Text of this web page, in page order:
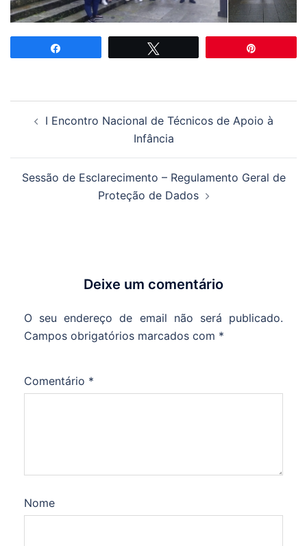
I Encontro Nacional de Técnicos de Apoio à
Infância
Sessão de Esclarecimento – Regulamento Geral de
Proteção de Dados
Deixe um comentário
O seu endereço de email não será publicado.
Campos obrigatórios marcados com *
Comentário *
Nome